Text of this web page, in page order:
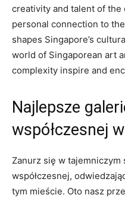
creativity and talent of the
personal connection to
shapes Singapore’s
world of Singaporean art⁢
complexity inspire and
Najlepsze
współczesnej
Zanurz się‍ w
współczesnej,
tym mieście. Oto nasz⁢